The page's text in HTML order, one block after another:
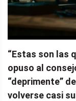
“Estas son las
opuso al
“deprimente”
volverse casi